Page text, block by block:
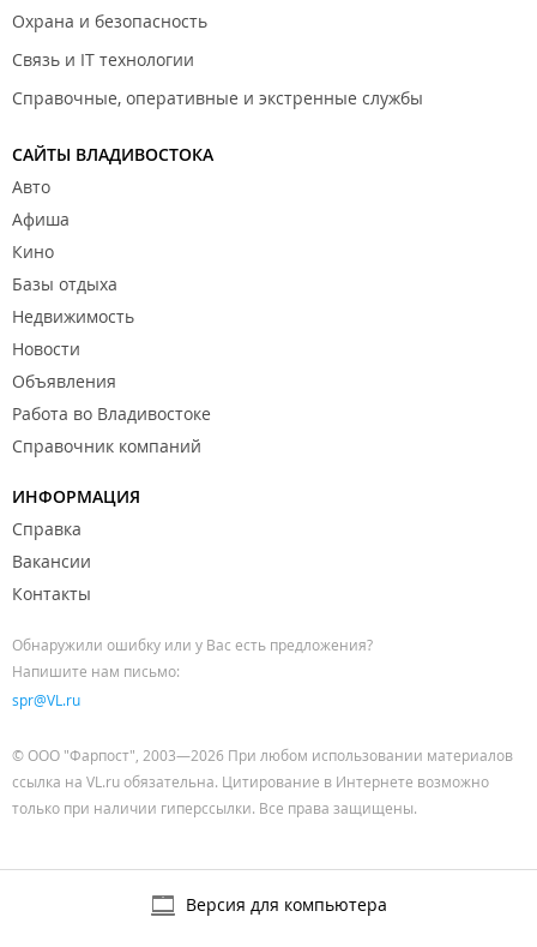
Охрана и безопасность
Связь и IT технологии
Справочные, оперативные и экстренные службы
САЙТЫ ВЛАДИВОСТОКА
Авто
Афиша
Кино
Базы отдыха
Недвижимость
Новости
Объявления
Работа во Владивостоке
Справочник компаний
ИНФОРМАЦИЯ
Справка
Вакансии
Контакты
Обнаружили ошибку или у Вас есть предложения?
Напишите нам письмо:
spr@VL.ru
© ООО "Фарпост", 2003—2026 При любом использовании материалов
ссылка на VL.ru обязательна. Цитирование в Интернете возможно
только при наличии гиперссылки. Все права защищены.
Версия для компьютера